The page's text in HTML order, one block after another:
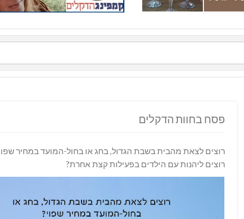
פסח בחוות הדקלים
רוצים לצאת מהבית בשבת הגדול, בחג או בחול-המועד במחיר
רוצים ליהנות עם הילדים בפעילות קצת אחרת?